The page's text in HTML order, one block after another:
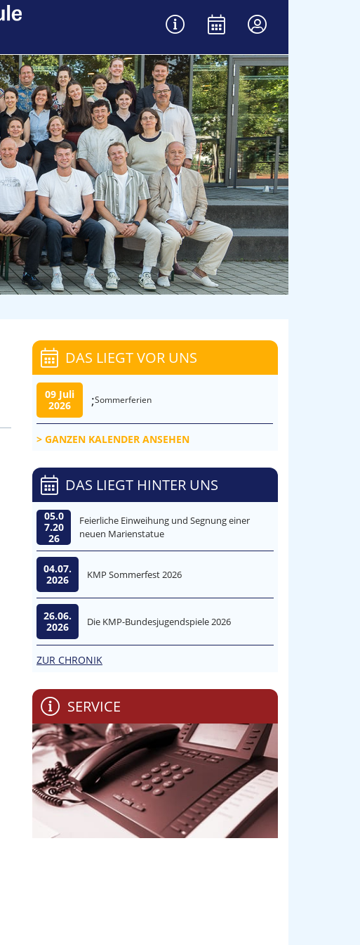
DAS LIEGT VOR UNS
09 Juli
2026
;Sommerferien
GANZEN KALENDER ANSEHEN
DAS LIEGT HINTER UNS
05.0
7.20
26
Feierliche Einweihung und Segnung einer
neuen Marienstatue
04.07.
2026
KMP Sommerfest 2026
26.06.
2026
Die KMP-Bundesjugendspiele 2026
ZUR CHRONIK
SERVICE